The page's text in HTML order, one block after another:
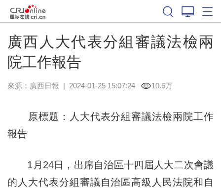
廣西人大代表分組審議法檢兩
院工作報告
來源： 廣西日報 | 2024-01-25 15:07:24 10.6万
原標題：人大代表分組審議法檢兩院工作
報告
1月24日，出席自治區十四屆人大二次會議
的人大代表分組審議自治區高級人民法院和自